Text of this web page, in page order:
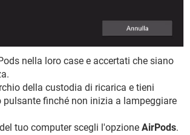
nella loro case e accertati che siano
della custodia di ricarica e tieni
pulsante finché non inizia a lampeggiare
tuo computer scegli l'opzione AirPods.